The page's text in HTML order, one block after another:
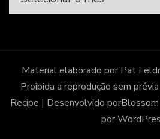
os
anteriores,
por
data
Material elaborado por Pat
Proibida a reprodução sem
Recipe | Desenvolvido por
por